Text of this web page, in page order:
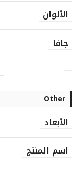
الألوان
جافا
Other
الأبعاد
اسم المنتج